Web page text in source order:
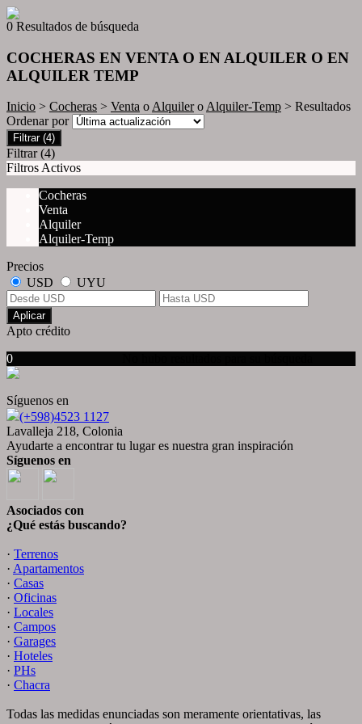
0 Resultados de búsqueda
COCHERAS EN VENTA O EN ALQUILER O EN
ALQUILER TEMP
Inicio > Cocheras > Venta oAlquileroAlquiler-Temp > Resultados
Ordenar por
Filtrar (4)
Filtrar (4)
Filtros Activos
Cocheras
Venta
Alquiler
Alquiler-Temp
Precios
USD
UYU
Aplicar
Apto crédito
0
Síguenos en
(+598)4523 1127
Lavalleja 218, Colonia
Ayudarte a encontrar tu lugar es nuestra gran inspiración
Síguenos en
Asociados con
¿Qué estás buscando?
· Terrenos
· Apartamentos
· Casas
· Oficinas
· Locales
· Campos
· Garages
· Hoteles
· PHs
· Chacra
Todas las medidas enunciadas son meramente orientativas, las